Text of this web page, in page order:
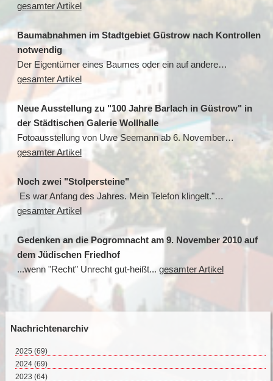
gesamter Artikel
Baumabnahmen im Stadtgebiet Güstrow nach Kontrollen
notwendig
Der Eigentümer eines Baumes oder ein auf andere…
gesamter Artikel
Neue Ausstellung zu "100 Jahre Barlach in Güstrow" in
der Städtischen Galerie Wollhalle
Fotoausstellung von Uwe Seemann ab 6. November…
gesamter Artikel
Noch zwei "Stolpersteine"
Es war Anfang des Jahres. Mein Telefon klingelt."…
gesamter Artikel
Gedenken an die Pogromnacht am 9. November 2010 auf
dem Jüdischen Friedhof
...wenn "Recht" Unrecht gut-heißt... gesamter Artikel
Nachrichtenarchiv
2025 (69)
August 2025 (2)
Juli 2025 (9)
2024 (69)
Dezember 2024 (2)
2023 (64)